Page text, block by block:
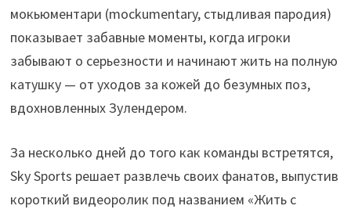
мокьюментари (mockumentary, стыдливая пародия)
показывает забавные моменты, когда игроки
забывают о серьезности и начинают жить на полную
катушку — от уходов за кожей до безумных поз,
вдохновленных Зулендером.
За несколько дней до того как команды встретятся,
Sky Sports решает развлечь своих фанатов, выпустив
короткий видеоролик под названием «Жить с